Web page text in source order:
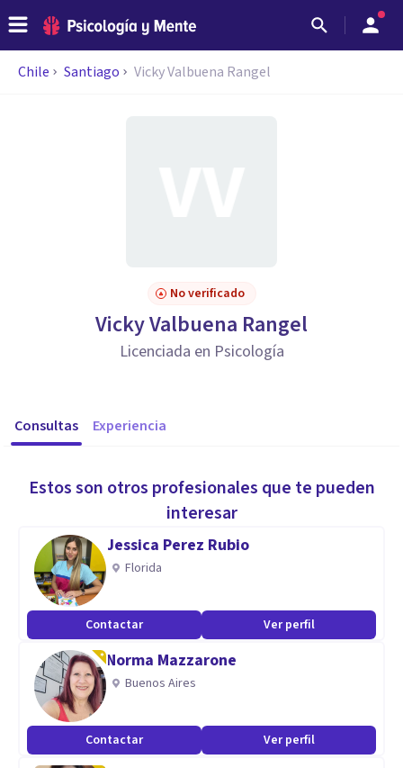
Chile Santiago Vicky Valbuena Rangel
No verificado
Vicky Valbuena Rangel
Licenciada en Psicología
Consultas Experiencia
Estos son otros profesionales que te pueden
interesar
Jessica Perez Rubio
Florida
Contactar Ver perfil
Norma Mazzarone
Buenos Aires
Contactar Ver perfil